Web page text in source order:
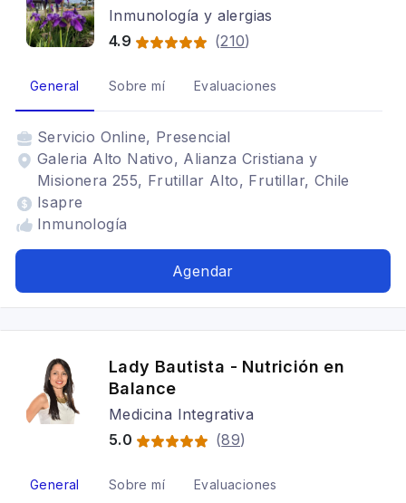
Inmunología y alergias
4.9
(210)
General Sobre mí Evaluaciones
Servicio Online, Presencial
Galeria Alto Nativo, Alianza Cristiana y
Misionera 255, Frutillar Alto, Frutillar, Chile
Isapre
Inmunología
Agendar
Lady Bautista - Nutrición en
Balance
Medicina Integrativa
5.0
(89)
General Sobre mí Evaluaciones